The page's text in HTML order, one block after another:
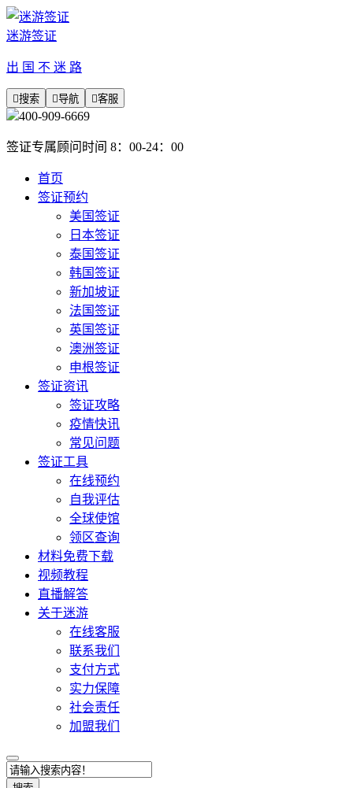
迷游签证
出 国 不 迷 路
搜索 导航 客服
400-909-6669
签证专属顾问时间 8：00-24：00
首页
签证预约
美国签证
日本签证
泰国签证
韩国签证
新加坡证
法国签证
英国签证
澳洲签证
申根签证
签证资讯
签证攻略
疫情快讯
常见问题
签证工具
在线预约
自我评估
全球使馆
领区查询
材料免费下载
视频教程
直播解答
关于迷游
在线客服
联系我们
支付方式
实力保障
社会责任
加盟我们